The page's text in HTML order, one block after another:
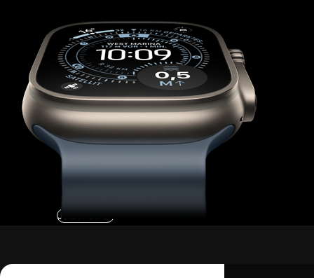
Jetzt kaufen